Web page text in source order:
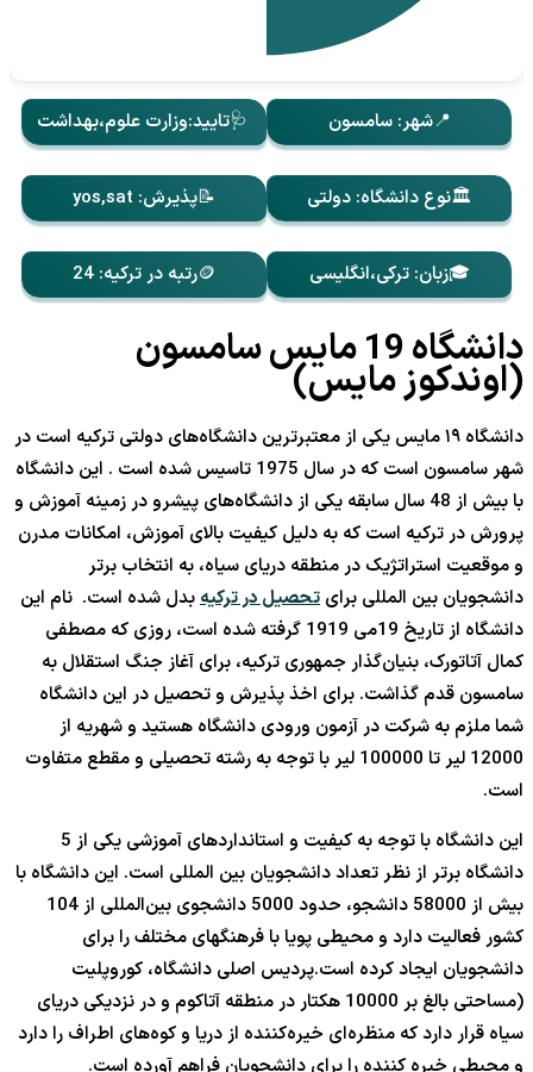
📍شهر: سامسون 🩺تایید:وزارت علوم،بهداشت
🏛️نوع دانشگاه: دولتی 📝پذیرش: yos,sat
🎓زبان: ترکی،انگلیسی 🪙رتبه در ترکیه: 24
دانشگاه 19 مایس سامسون
(اوندکوز مایس)
دانشگاه ۱۹ مایس یکی از معتبرترین دانشگاه‌های دولتی ترکیه است در
شهر سامسون است که در سال 1975 تاسیس شده است . این دانشگاه
با بیش از 48 سال سابقه یکی از دانشگاه‌های پیشرو در زمینه آموزش و
پرورش در ترکیه است که به دلیل کیفیت بالای آموزش، امکانات مدرن
و موقعیت استراتژیک در منطقه دریای سیاه، به انتخاب برتر
دانشجویان بین المللی برای تحصیل در ترکیهبدل شده است. نام این
دانشگاه از تاریخ 19می 1919 گرفته شده است، روزی که مصطفی
کمال آتاتورک، بنیان‌گذار جمهوری ترکیه، برای آغاز جنگ استقلال به
سامسون قدم گذاشت. برای اخذ پذیرش و تحصیل در این دانشگاه
شما ملزم به شرکت در آزمون ورودی دانشگاه هستید و شهریه از
12000 لیر تا 100000 لیر با توجه به رشته تحصیلی و مقطع متفاوت
است.
این دانشگاه با توجه به کیفیت و استانداردهای آموزشی یکی از 5
دانشگاه برتر از نظر تعداد دانشجویان بین المللی است. این دانشگاه با
بیش از 58000 دانشجو، حدود 5000 دانشجوی بین‌المللی از 104
کشور فعالیت دارد و محیطی پویا با فرهنگهای مختلف را برای
دانشجویان ایجاد کرده است.پردیس اصلی دانشگاه، کوروپلیت
(مساحتی بالغ بر 10000 هکتار در منطقه آتاکوم و در نزدیکی دریای
سیاه قرار دارد که منظره‌ای خیره‌کننده از دریا و کوه‌های اطراف را دارد